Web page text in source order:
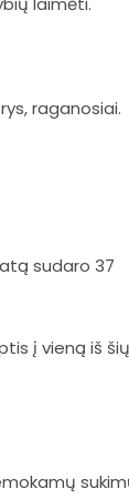
raganosiai.
sudaro 37
į vieną iš šių